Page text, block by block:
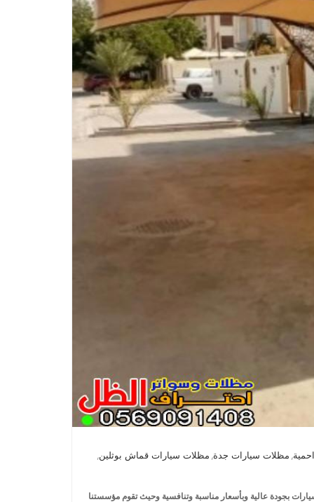
, مظلات سيارات جدة, مظلات سيارات قماش بوثلين,
مظلات 2022، نقدم أفضل مظلات حيث يتم تفصيل مظلات سيارات بجودة عالية وبأسعار مناسبة وتنافسية وحيث تقوم مؤسستنا